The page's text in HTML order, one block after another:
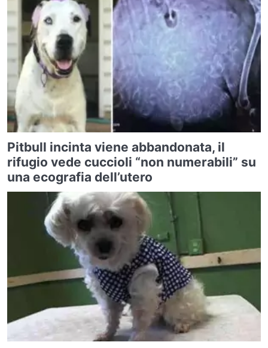
Pitbull incinta viene abbandonata, il
rifugio vede cuccioli “non numerabili” su
una ecografia dell’utero